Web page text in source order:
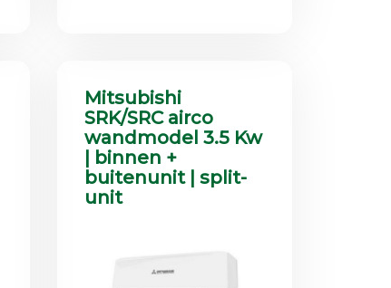
Mitsubishi
SRK/SRC airco
wandmodel 3.5 Kw
| binnen +
buitenunit | split-
unit